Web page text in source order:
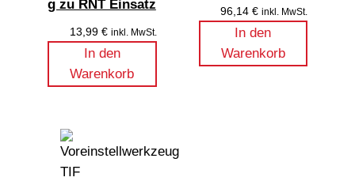
g zu RNT Einsatz
13,99 € inkl. MwSt.
In den
Warenkorb
96,14€ inkl. MwSt.
In den
Warenkorb